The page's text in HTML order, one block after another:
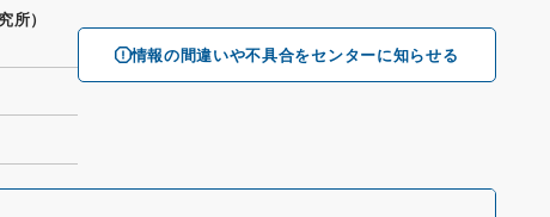
情報の間違いや不具合をセンターに知らせる
所）